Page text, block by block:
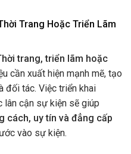
Trang Hoặc Triển Lãm
trang, triển lãm hoặc
cần xuất hiện mạnh mẽ, tạo
đối tác. Việc triển khai
lân cận sự kiện sẽ giúp
cách, uy tín và đẳng cấp
vào sự kiện.